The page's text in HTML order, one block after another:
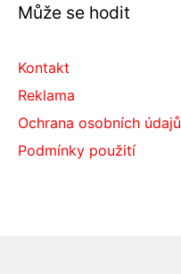
Může se hodit
Kontakt
Reklama
Ochrana osobních údajů
Podmínky použití